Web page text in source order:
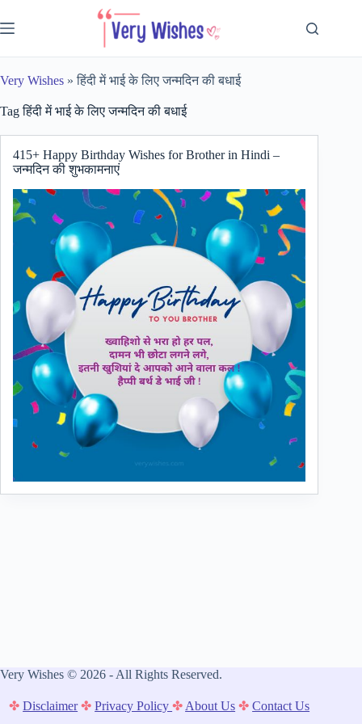
to
content
Very Wishes »हिंदी में भाई के लिए जन्मदिन की बधाई
Tagहिंदी में भाई के लिए जन्मदिन की बधाई
415+ Happy Birthday Wishes for Brother in Hindi –
जन्मदिन की शुभकामनाएं
Very Wishes © 2026 - All Rights Reserved.
✤ Disclaimer ✤ Privacy Policy✤ About Us ✤ Contact Us